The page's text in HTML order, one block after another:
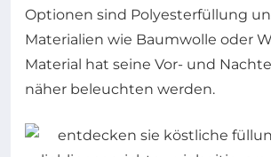
Optionen sind Polyesterfüllung
Materialien wie Baumwolle oder
Material hat seine Vor- und
näher beleuchten werden.